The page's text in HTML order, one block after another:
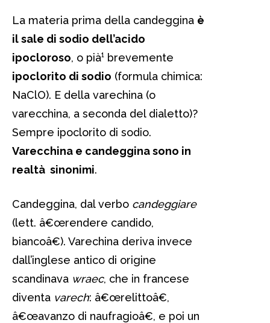
La materia prima della candeggina è
il sale di sodio dell’acido
ipocloroso, o pià¹ brevemente
ipoclorito di sodio (formula chimica:
NaClO). E della varechina (o
varecchina, a seconda del dialetto)?
Sempre ipoclorito di sodio.
Varecchina e candeggina sono in
realtà sinonimi.
Candeggina, dal verbo candeggiare
(lett. â€œrendere candido,
biancoâ€). Varechina deriva invece
dall’inglese antico di origine
scandinava wraec, che in francese
diventa varech: â€œrelittoâ€,
â€œavanzo di naufragioâ€, e poi un